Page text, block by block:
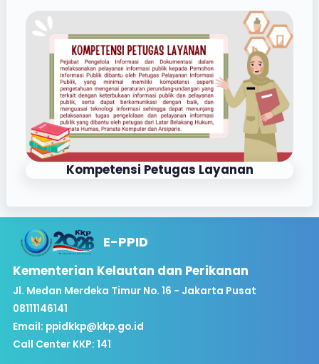
Kompetensi Petugas Layanan
E-PPID
Kementerian Kelautan dan Perikanan
Jl. Medan Merdeka Timur No. 16 - Jakarta Pusat
08111146141
Email: ppidkkp@kkp.go.id
Call Center KKP: 141